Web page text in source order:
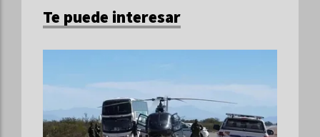
Te puede interesar